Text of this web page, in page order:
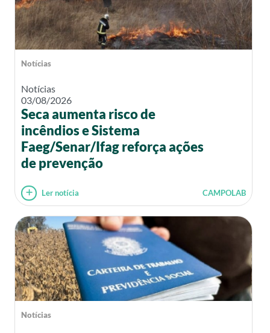
Notícias
Notícias
03/08/2026
Seca aumenta risco de
incêndios e Sistema
Faeg/Senar/Ifag reforça ações
de prevenção
Ler notícia CAMPOLAB
Notícias